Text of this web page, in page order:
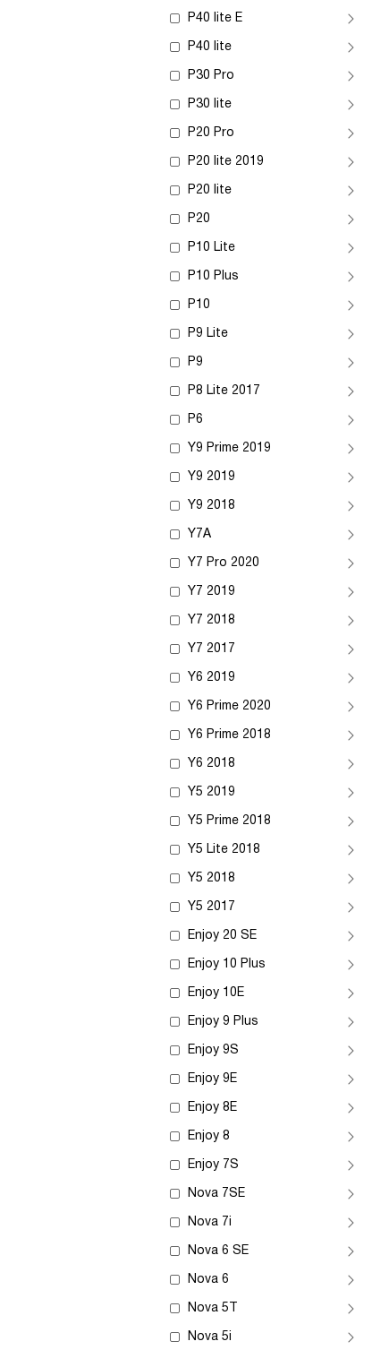
P40 lite E
P40 lite
P30 Pro
P30 lite
P20 Pro
P20 lite 2019
P20 lite
P20
P10 Lite
P10 Plus
P10
P9 Lite
P9
P8 Lite 2017
P6
Y9 Prime 2019
Y9 2019
Y9 2018
Y7A
Y7 Pro 2020
Y7 2019
Y7 2018
Y7 2017
Y6 2019
Y6 Prime 2020
Y6 Prime 2018
Y6 2018
Y5 2019
Y5 Prime 2018
Y5 Lite 2018
Y5 2018
Y5 2017
Enjoy 20 SE
Enjoy 10 Plus
Enjoy 10E
Enjoy 9 Plus
Enjoy 9S
Enjoy 9E
Enjoy 8E
Enjoy 8
Enjoy 7S
Nova 7SE
Nova 7i
Nova 6 SE
Nova 6
Nova 5T
Nova 5i